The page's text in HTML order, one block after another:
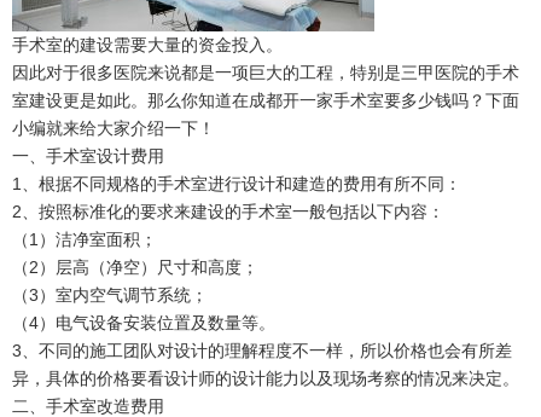
手术室的建设需要大量的资金投入。
因此对于很多医院来说都是一项巨大的工程，特别是三甲医院的手术
室建设更是如此。那么你知道在成都开一家手术室要多少钱吗？下面
小编就来给大家介绍一下！
一、手术室设计费用
1、根据不同规格的手术室进行设计和建造的费用有所不同：
2、按照标准化的要求来建设的手术室一般包括以下内容：
（1）洁净室面积；
（2）层高（净空）尺寸和高度；
（3）室内空气调节系统；
（4）电气设备安装位置及数量等。
3、不同的施工团队对设计的理解程度不一样，所以价格也会有所差
异，具体的价格要看设计师的设计能力以及现场考察的情况来决定。
二、手术室改造费用